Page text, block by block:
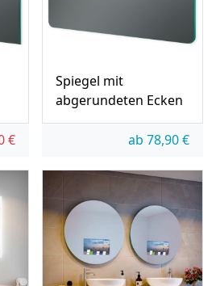
Preis war: 72,90 €
€Aktueller Preis ist: 65,90 €.
Spiegel mit
abgerundeten Ecken
ab 78,90€